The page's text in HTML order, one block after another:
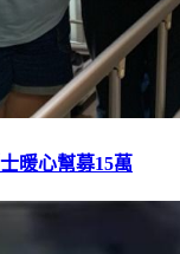
暖心幫募15萬